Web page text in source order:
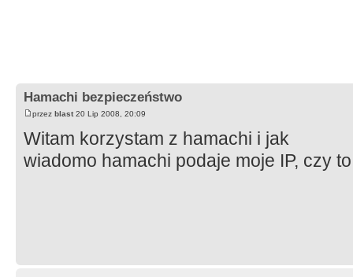
Hamachi bezpieczeństwo
przez blast20 Lip 2008, 20:09
Witam korzystam z hamachi i jak
wiadomo hamachi podaje moje IP, czy